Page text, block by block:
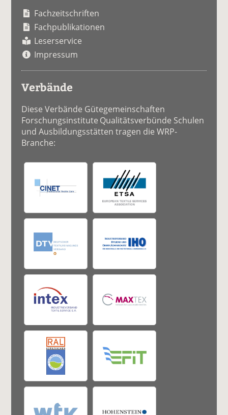
Fachzeitschriften
Fachpublikationen
Leserservice
Impressum
Verbände
Diese Verbände Gütegemeinschaften
Forschungsinstitute Qualitätsverbünde Schulen
und Ausbildungsstätten tragen die WRP-
Branche: